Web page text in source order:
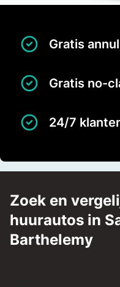
Gratis
Gratis no-
24/7
Zoek en
huurautos in
Barthelemy